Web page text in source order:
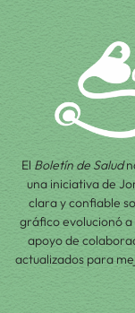
El Boletín de Salud
una iniciativa de
clara y confiable
gráfico evolucionó
apoyo de
actualizados para